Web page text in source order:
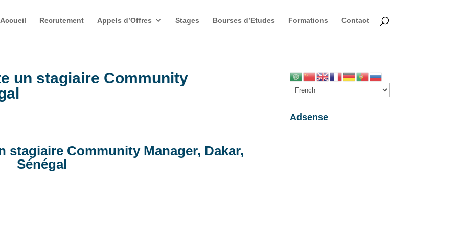
Accueil Recrutement Appels d’Offres Stages Bourses d’Etudes Formations Contact
un stagiaire Community
stagiaire Community Manager, Dakar,
Sénégal
Adsense